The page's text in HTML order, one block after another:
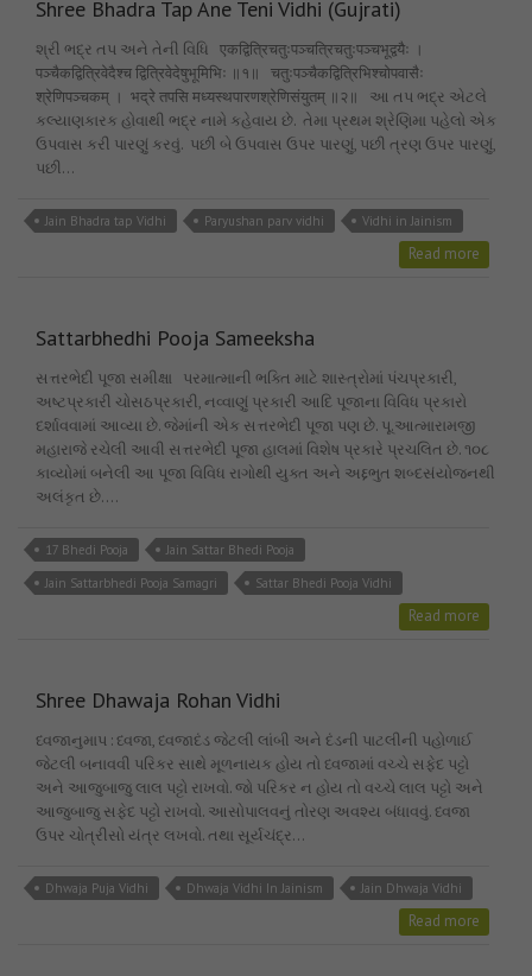
Shree Bhadra Tap Ane Teni Vidhi (Gujrati)
શ્રી ભદ્ર તપ અને તેની વિધિ एकद्वित्रिचतुःपञ्चत्रिचतुःपञ्चभूद्वयैः ।
पञ्चैकद्वित्रिवेदैश्च द्वित्रिवेदेषुभूमिभिः ॥१॥ चतुःपञ्चैकद्वित्रिभिश्चोपवासैः
श्रेणिपञ्चकम् । भद्रे तपसि मध्यस्थपारणश्रेणिसंयुतम् ॥२॥ આ તપ ભદ્ર એટલે
કલ્યાણકારક હોવાથી ભદ્ર નામે કહેવાય છે. તેમા પ્રથમ શ્રેણિમા પહેલો એક
ઉપવાસ કરી પારણું કરવું. પછી બે ઉપવાસ ઉપર પારણું, પછી ત્રણ ઉપર પારણું,
પછી…
Jain Bhadra tap Vidhi Paryushan parv vidhi Vidhi in Jainism
Read more
Sattarbhedhi Pooja Sameeksha
સત્તરભેદી પૂજા સમીક્ષા પરમાત્માની ભક્તિ માટે શાસ્ત્રોમાં પંચપ્રકારી,
અષ્ટપ્રકારી ચોસઠપ્રકારી, નવ્વાણું પ્રકારી આદિ પૂજાના વિવિધ પ્રકારો
દર્શાવવામાં આવ્યા છે. જેમાંની એક સત્તરભેદી પૂજા પણ છે. પૂ.આત્મારામજી
મહારાજે રચેલી આવી સત્તરભેદી પૂજા હાલમાં વિશેષ પ્રકારે પ્રચલિત છે. ૧૦૮
કાવ્યોમાં બનેલી આ પૂજા વિવિધ રાગોથી યુક્ત અને અદ્દભુત શબ્દસંયોજનથી
અલંકૃત છે.…
17 Bhedi Pooja
Jain Sattar Bhedi Pooja
Jain Sattarbhedi Pooja Samagri
Sattar Bhedi Pooja Vidhi
Read more
Shree Dhawaja Rohan Vidhi
ધ્વજાનુમાપ : ધ્વજા, ધ્વજાદંડ જેટલી લાંબી અને દંડની પાટલીની પહોળાઈ
જેટલી બનાવવી પરિકર સાથે મૂળનાયક હોય તો ધ્વજામાં વચ્ચે સફેદ પટ્ટો
અને આજુબાજુ લાલ પટ્ટો રાખવો. જો પરિકર ન હોય તો વચ્ચે લાલ પટ્ટો અને
આજુબાજુ સફેદ પટ્ટો રાખવો. આસોપાલવનું તોરણ અવશ્ય બંધાવવું. ધ્વજા
ઉપર ચોત્રીસો યંત્ર લખવો. તથા સૂર્યચંદ્ર…
Dhwaja Puja Vidhi Dhwaja Vidhi In Jainism Jain Dhwaja Vidhi
Read more